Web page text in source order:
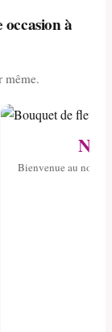
à
même.
Bienvenue au